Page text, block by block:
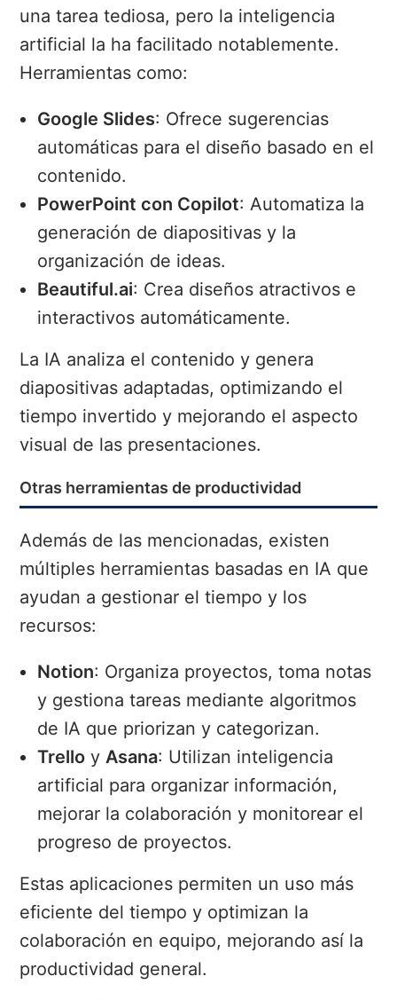
una tarea tediosa, pero la inteligencia
artificial la ha facilitado notablemente.
Herramientas como:
Google Slides: Ofrece sugerencias
automáticas para el diseño basado en el
contenido.
PowerPoint con Copilot: Automatiza la
generación de diapositivas y la
organización de ideas.
Beautiful.ai: Crea diseños atractivos e
interactivos automáticamente.
La IA analiza el contenido y genera
diapositivas adaptadas, optimizando el
tiempo invertido y mejorando el aspecto
visual de las presentaciones.
Otras herramientas de productividad
Además de las mencionadas, existen
múltiples herramientas basadas en IA que
ayudan a gestionar el tiempo y los
recursos:
Notion: Organiza proyectos, toma notas
y gestiona tareas mediante algoritmos
de IA que priorizan y categorizan.
Trello yAsana: Utilizan inteligencia
artificial para organizar información,
mejorar la colaboración y monitorear el
progreso de proyectos.
Estas aplicaciones permiten un uso más
eficiente del tiempo y optimizan la
colaboración en equipo, mejorando así la
productividad general.